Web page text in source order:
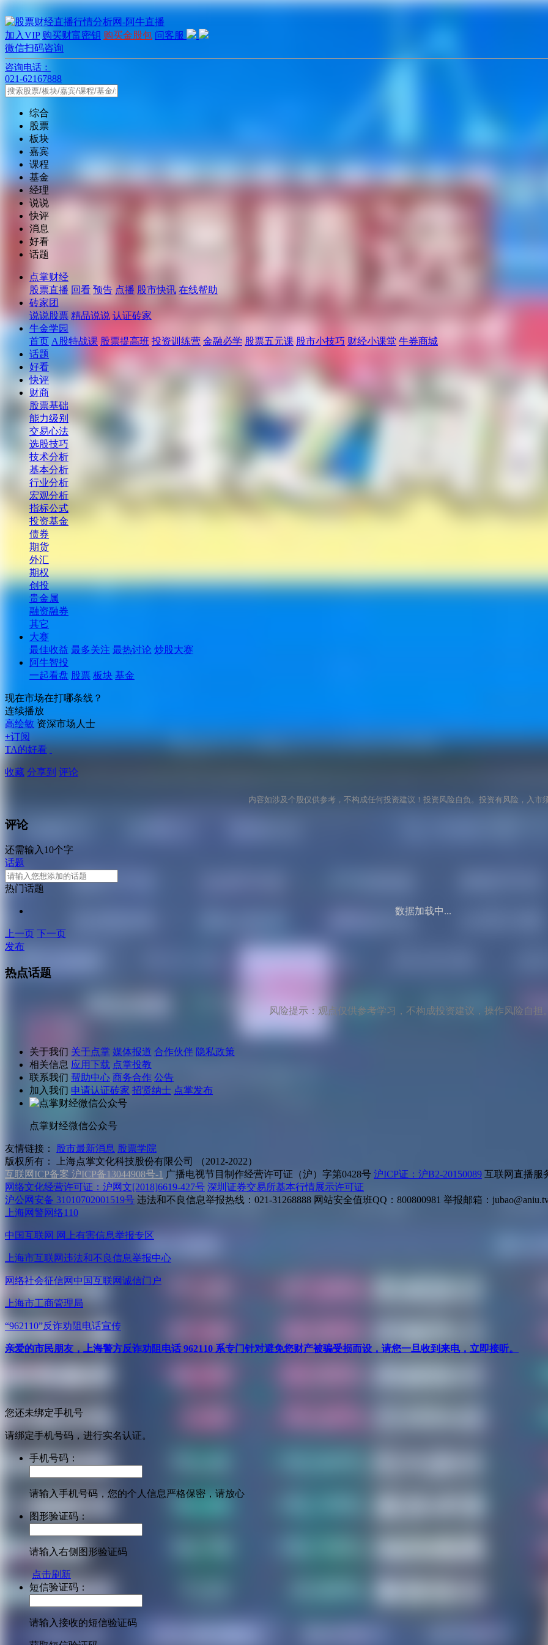
加入VIP 购买财富密钥 购买金股包 问客服
微信扫码咨询
咨询电话：
021-62167888
综合
股票
板块
嘉宾
课程
基金
经理
说说
快评
消息
好看
话题
点掌财经
股票直播 回看 预告 点播 股市快讯 在线帮助
砖家团
说说股票 精品说说 认证砖家
牛金学园
首页 A股特战课 股票提高班 投资训练营 金融必学 股票五元课 股市小技巧 财经小课堂 牛券商城
话题
好看
快评
财商
股票基础
能力级别
交易心法
选股技巧
技术分析
基本分析
行业分析
宏观分析
指标公式
投资基金
债券
期货
外汇
期权
创投
贵金属
融资融券
其它
大赛
最佳收益 最多关注 最热讨论 炒股大赛
阿牛智投
一起看盘 股票 板块 基金
现在市场在打哪条线？
连续播放
高绘敏 资深市场人士
+订阅
TA的好看
收藏 分享到 评论
内容如涉及个股仅供参考，不构成任何投资建议！投资风险自负。投资有风险，入市
评论
还需输入10个字
话题
热门话题
数据加载中...
上一页 下一页
发布
热点话题
风险提示：观点仅供参考学习，不构成投资建议，操作风险自担
关于我们 关于点掌 媒体报道 合作伙伴 隐私政策
相关信息 应用下载 点掌投教
联系我们 帮助中心 商务合作 公告
加入我们 申请认证砖家 招贤纳士 点掌发布
点掌财经微信公众号
友情链接： 股市最新消息 股票学院
版权所有：
上海点掌文化科技股份有限公司 （2012-2022）
互联网ICP备案 沪ICP备13044908号-1 广播电视节目制作经营许可证（沪）字第0428号 沪ICP证：沪B2-20150089 互联网直播服
网络文化经营许可证：沪网文[2018]6619-427号 深圳证券交易所基本行情展示许可证
沪公网安备 31010702001519号 违法和不良信息举报热线：021-31268888 网站安全值班QQ：800800981 举报邮箱：
上海网警网络110
中国互联网 网上有害信息举报专区
上海市互联网违法和不良信息举报中心
网络社会征信网 中国互联网诚信门户
上海市工商管理局
“962110”反诈劝阻电话宣传
亲爱的市民朋友，上海警方反诈劝阻电话 962110 系专门针对避免您财产被骗受损而设，请您一旦收到来电，立即接听。
您还未绑定手机号
请绑定手机号码，进行实名认证。
手机号码：
请输入手机号码，您的个人信息严格保密，请放心
图形验证码：
请输入右侧图形验证码
点击刷新
短信验证码：
请输入接收的短信验证码